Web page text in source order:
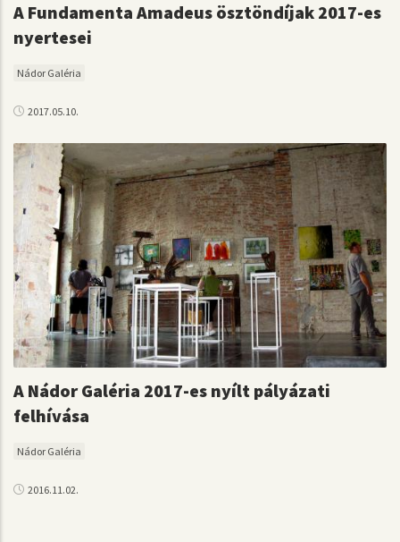
A Fundamenta Amadeus ösztöndíjak 2017-es
nyertesei
Nádor Galéria
2017.05.10.
A Nádor Galéria 2017-es nyílt pályázati
felhívása
Nádor Galéria
2016.11.02.